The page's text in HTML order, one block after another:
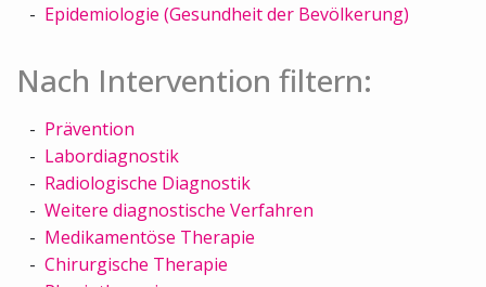
Epidemiologie (Gesundheit der Bevölkerung)
Nach Intervention filtern:
Prävention
Labordiagnostik
Radiologische Diagnostik
Weitere diagnostische Verfahren
Medikamentöse Therapie
Chirurgische Therapie